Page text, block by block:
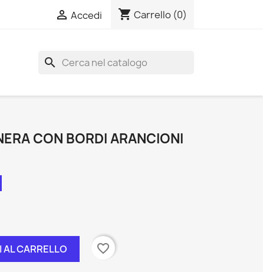
 Accedi shopping_cart Carrello (0)
search
CON BORDI ARANCIONI
AL CARRELLO favorite_border